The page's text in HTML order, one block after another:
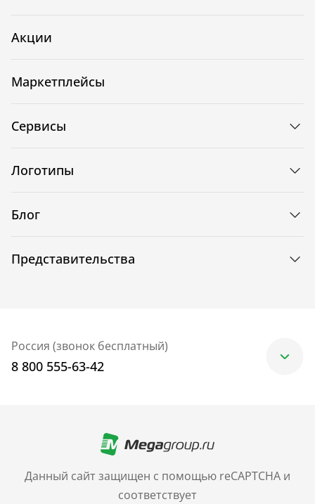
Данный сайт защищен с помощью reCAPTCHA и
соответствует
Акции
Маркетплейсы
Сервисы
Логотипы
Блог
Представительства
Россия (звонок бесплатный)
8 800 555-63-42
+7 (499) 705-30-10
Санкт-Петербург
+7 (812) 600-77-33